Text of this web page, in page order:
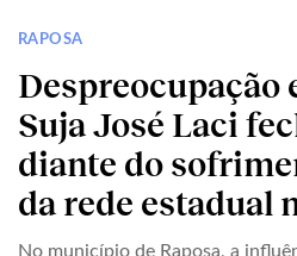
RAPOSA
Despreocupação
Suja José Laci
diante do
da rede estadual
No município de Raposa, a